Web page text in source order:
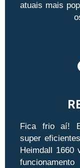
atuais mais
Fica frio aí!
super
Heimdall 1660